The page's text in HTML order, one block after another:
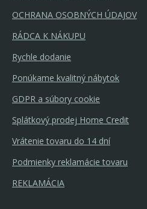
OCHRANA OSOBNÝCH ÚDAJOV
RÁDCA K NÁKUPU
Rychle dodanie
Ponúkame kvalitný nábytok
GDPR a súbory cookie
Splátkový prodej Home Credit
Vrátenie tovaru do 14 dní
Podmienky reklamácie tovaru
REKLAMÁCIA